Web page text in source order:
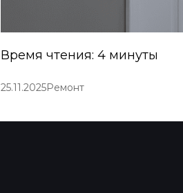
Время чтения: 4 минуты
25.11.2025Ремонт